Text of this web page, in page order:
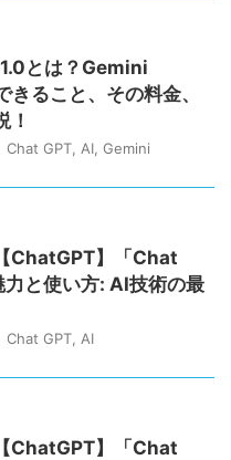
とは？Gemini
ること、その料金、
！
Chat GPT AI Gemini
ChatGPT】「Chat
と使い方: AI技術の最
Chat GPT AI
ChatGPT】「Chat